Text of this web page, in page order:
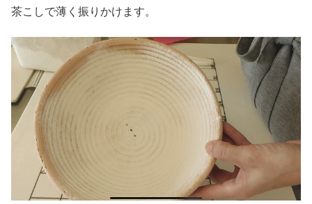
茶こしで薄く振りかけます。